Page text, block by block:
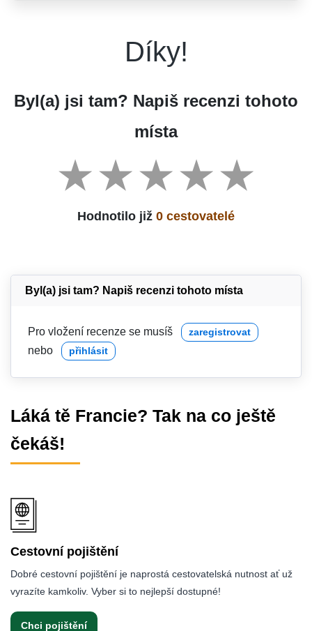
Díky!
Byl(a) jsi tam? Napiš recenzi tohoto
místa
Hodnotilo již 0 cestovatelé
Byl(a) jsi tam? Napiš recenzi tohoto místa
Pro vložení recenze se musíš zaregistrovat
nebo přihlásit
Láká tě Francie? Tak na co ještě
čekáš!
Cestovní pojištění
Dobré cestovní pojištění je naprostá cestovatelská nutnost ať už
vyrazíte kamkoliv. Vyber si to nejlepší dostupné!
Chci pojištění